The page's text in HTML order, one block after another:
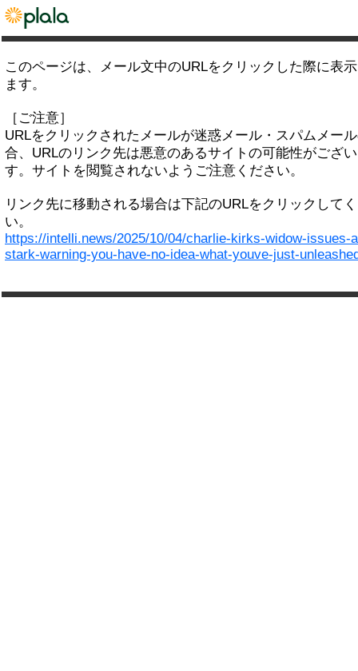
このページは、メール文中のURLをクリックした際に表
ます。
［ご注意］
URLをクリックされたメールが迷惑メール・スパムメー
合、URLのリンク先は悪意のあるサイトの可能性がござ
す。サイトを閲覧されないようご注意ください。
リンク先に移動される場合は下記のURLをクリックして
い。
https://intelli.news/2025/10/04/charlie-kirks-widow-issues-
stark-warning-you-have-no-idea-what-youve-just-